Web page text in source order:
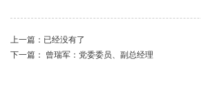
上一篇：已经没有了
下一篇：
曾瑞军：党委委员、副总经理